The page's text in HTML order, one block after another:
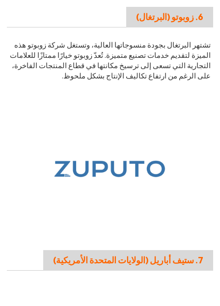
6. زوبوتو (البرتغال)
تشتهر البرتغال بجودة منسوجاتها العالية، وتستغل شركة زوبوتو هذه
الميزة لتقديم خدمات تصنيع متميزة. تُعدّ زوبوتو خيارًا ممتازًا للعلامات
التجارية التي تسعى إلى ترسيخ مكانتها في قطاع المنتجات الفاخرة،
على الرغم من ارتفاع تكاليف الإنتاج بشكل ملحوظ.
7. ستيف أباريل (الولايات المتحدة الأمريكية)